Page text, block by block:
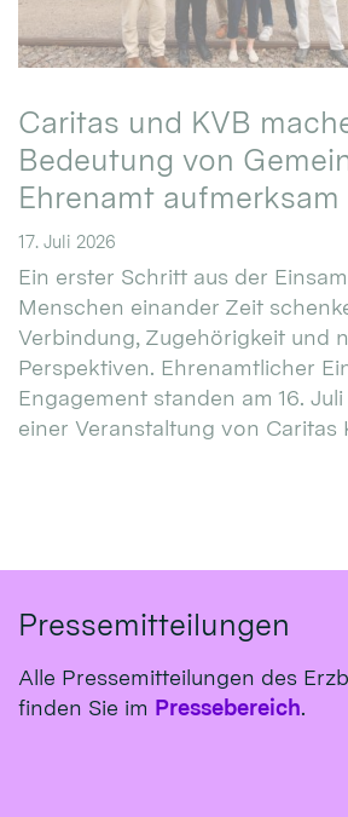
Caritas und KVB
Bedeutung von
Ehrenamt aufmerksam
17. Juli 2026
Ein erster Schritt aus der
Menschen einander Zeit
Verbindung, Zugehörigkeit und
Perspektiven. Ehrenamtlicher
Engagement standen am 16.
einer Veranstaltung von Caritas
Pressemitteilungen
Alle Pressemitteilungen des
finden Sie im Pressebereich.